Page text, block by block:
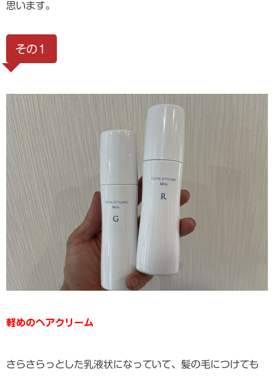
思います。
その１
軽めのヘアクリーム
さらさらっとした乳液状になっていて、髪の毛につけても